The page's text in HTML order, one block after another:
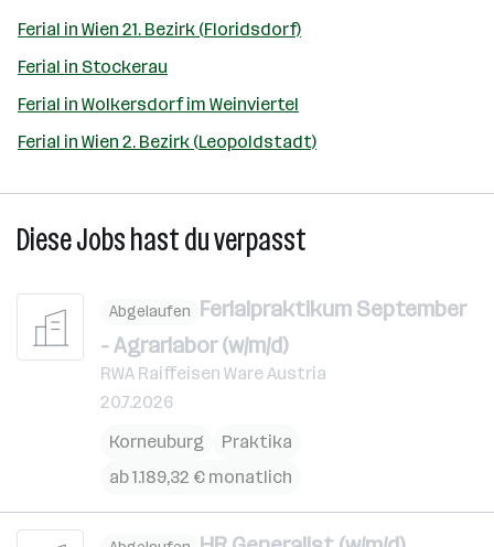
Ferial in Wien 21. Bezirk (Floridsdorf)
Ferial in Stockerau
Ferial in Wolkersdorf im Weinviertel
Ferial in Wien 2. Bezirk (Leopoldstadt)
Diese Jobs hast du verpasst
Abgelaufen Ferialpraktikum September
- Agrarlabor (w/m/d)
RWA Raiffeisen Ware Austria
20.7.2026
Korneuburg
Praktika
ab 1.189,32 € monatlich